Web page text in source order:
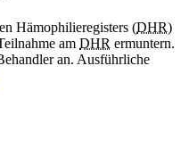
Hämophilieregisters (DHR)
am DHR ermuntern.
an. Ausführliche